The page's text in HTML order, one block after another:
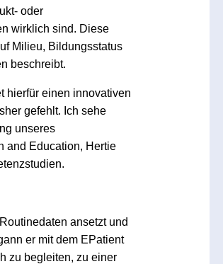
oder
wirklich sind. Diese
Milieu, Bildungsstatus
beschreibt.
hierfür einen innovativen
gefehlt. Ich sehe
unseres
and Education, Hertie
ansetzt und
er mit dem EPatient
zu begleiten, zu einer